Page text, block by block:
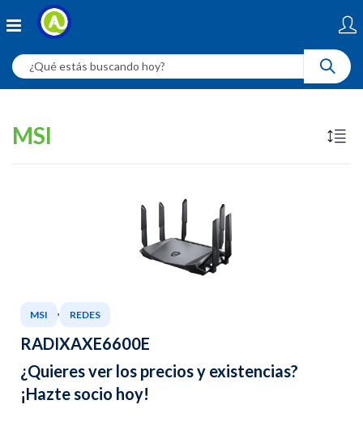
MSI
MSI , REDES
RADIXAXE6600E
¿Quieres ver los precios y existencias?
¡Hazte socio hoy!